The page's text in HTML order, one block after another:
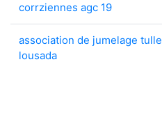
corrziennes agc 19
association de jumelage tulle
lousada